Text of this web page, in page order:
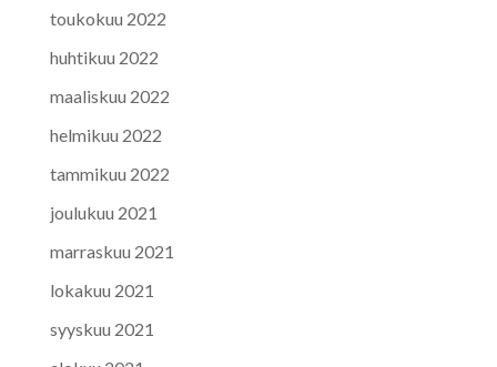
toukokuu 2022
huhtikuu 2022
maaliskuu 2022
helmikuu 2022
tammikuu 2022
joulukuu 2021
marraskuu 2021
lokakuu 2021
syyskuu 2021